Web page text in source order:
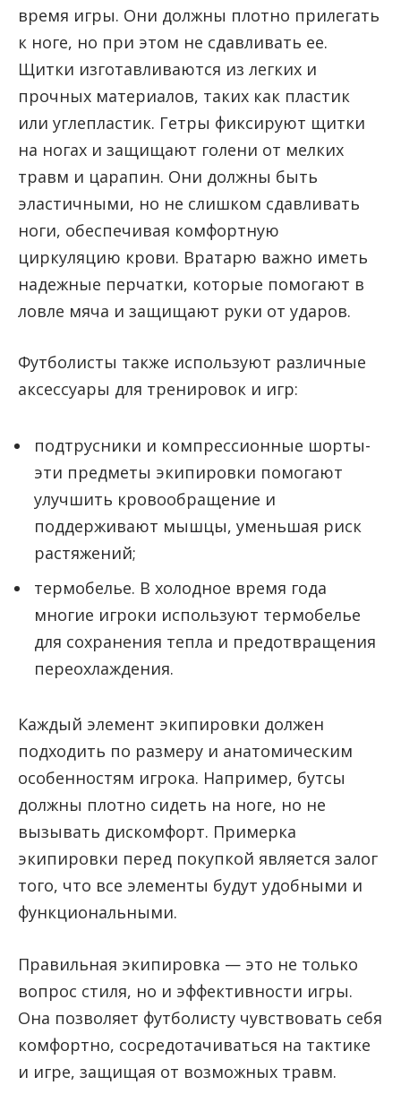
время игры. Они должны плотно прилегать
к ноге, но при этом не сдавливать ее.
Щитки изготавливаются из легких и
прочных материалов, таких как пластик
или углепластик. Гетры фиксируют щитки
на ногах и защищают голени от мелких
травм и царапин. Они должны быть
эластичными, но не слишком сдавливать
ноги, обеспечивая комфортную
циркуляцию крови. Вратарю важно иметь
надежные перчатки, которые помогают в
ловле мяча и защищают руки от ударов.
Футболисты также используют различные
аксессуары для тренировок и игр:
подтрусники и компрессионные шорты-
эти предметы экипировки помогают
улучшить кровообращение и
поддерживают мышцы, уменьшая риск
растяжений;
термобелье. В холодное время года
многие игроки используют термобелье
для сохранения тепла и предотвращения
переохлаждения.
Каждый элемент экипировки должен
подходить по размеру и анатомическим
особенностям игрока. Например, бутсы
должны плотно сидеть на ноге, но не
вызывать дискомфорт. Примерка
экипировки перед покупкой является залог
того, что все элементы будут удобными и
функциональными.
Правильная экипировка — это не только
вопрос стиля, но и эффективности игры.
Она позволяет футболисту чувствовать себя
комфортно, сосредотачиваться на тактике
и игре, защищая от возможных травм.